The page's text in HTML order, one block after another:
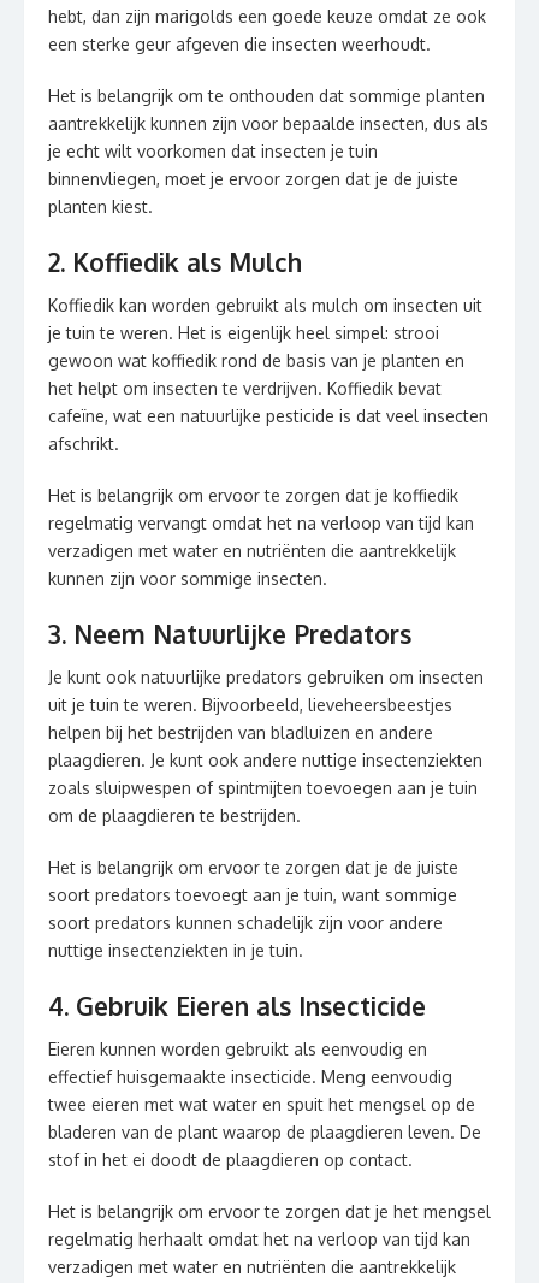
hebt, dan zijn marigolds een goede keuze omdat ze ook
een sterke geur afgeven die insecten weerhoudt.
Het is belangrijk om te onthouden dat sommige planten
aantrekkelijk kunnen zijn voor bepaalde insecten, dus als
je echt wilt voorkomen dat insecten je tuin
binnenvliegen, moet je ervoor zorgen dat je de juiste
planten kiest.
2. Koffiedik als Mulch
Koffiedik kan worden gebruikt als mulch om insecten uit
je tuin te weren. Het is eigenlijk heel simpel: strooi
gewoon wat koffiedik rond de basis van je planten en
het helpt om insecten te verdrijven. Koffiedik bevat
cafeïne, wat een natuurlijke pesticide is dat veel insecten
afschrikt.
Het is belangrijk om ervoor te zorgen dat je koffiedik
regelmatig vervangt omdat het na verloop van tijd kan
verzadigen met water en nutriënten die aantrekkelijk
kunnen zijn voor sommige insecten.
3. Neem Natuurlijke Predators
Je kunt ook natuurlijke predators gebruiken om insecten
uit je tuin te weren. Bijvoorbeeld, lieveheersbeestjes
helpen bij het bestrijden van bladluizen en andere
plaagdieren. Je kunt ook andere nuttige insectenziekten
zoals sluipwespen of spintmijten toevoegen aan je tuin
om de plaagdieren te bestrijden.
Het is belangrijk om ervoor te zorgen dat je de juiste
soort predators toevoegt aan je tuin, want sommige
soort predators kunnen schadelijk zijn voor andere
nuttige insectenziekten in je tuin.
4. Gebruik Eieren als Insecticide
Eieren kunnen worden gebruikt als eenvoudig en
effectief huisgemaakte insecticide. Meng eenvoudig
twee eieren met wat water en spuit het mengsel op de
bladeren van de plant waarop de plaagdieren leven. De
stof in het ei doodt de plaagdieren op contact.
Het is belangrijk om ervoor te zorgen dat je het mengsel
regelmatig herhaalt omdat het na verloop van tijd kan
verzadigen met water en nutriënten die aantrekkelijk